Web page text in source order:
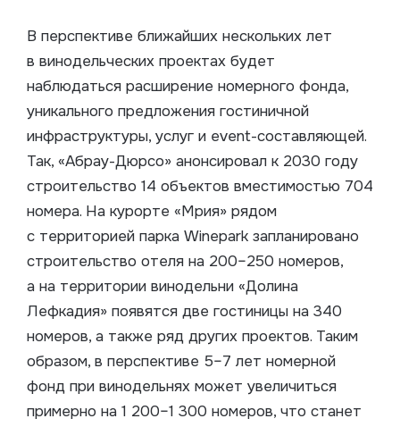
В перспективе ближайших нескольких лет
в винодельческих проектах будет
наблюдаться расширение номерного фонда,
уникального предложения гостиничной
инфраструктуры, услуг и event-составляющей.
Так, «Абрау-Дюрсо» анонсировал к 2030 году
строительство 14 объектов вместимостью 704
номера. На курорте «Мрия» рядом
с территорией парка Winepark запланировано
строительство отеля на 200–250 номеров,
а на территории винодельни «Долина
Лефкадия» появятся две гостиницы на 340
номеров, а также ряд других проектов. Таким
образом, в перспективе 5–7 лет номерной
фонд при винодельнях может увеличиться
примерно на 1 200–1 300 номеров, что станет